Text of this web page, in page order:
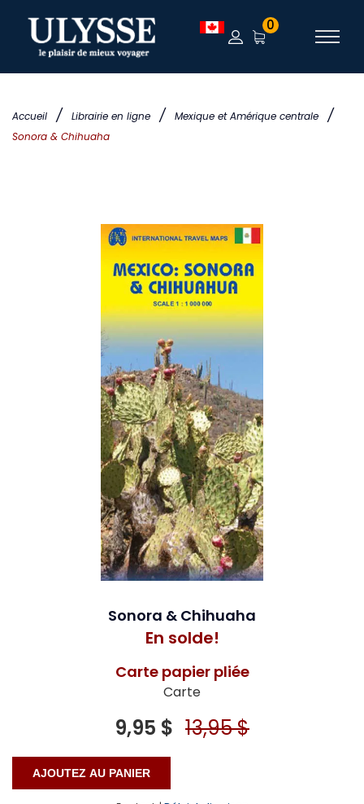
Accueil / Librairie en ligne / Mexique et Amérique centrale /
Sonora & Chihuaha
0
Sonora & Chihuaha
En solde!
Carte papier pliée
Carte
9,95 $ 13,95 $